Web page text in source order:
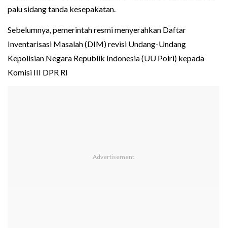
palu sidang tanda kesepakatan.
Sebelumnya, pemerintah resmi menyerahkan Daftar
Inventarisasi Masalah (DIM) revisi Undang-Undang
Kepolisian Negara Republik Indonesia (UU Polri) kepada
Komisi III DPR RI